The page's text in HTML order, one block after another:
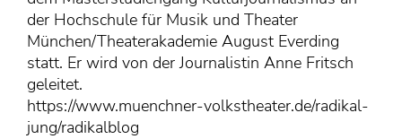
Wir suchen…
der Hochschule für Musik und Theater
München/Theaterakademie August Everding
statt. Er wird von der Journalistin Anne Fritsch
geleitet.
https://www.muenchner-volkstheater.de/radikal-
jung/radikalblog